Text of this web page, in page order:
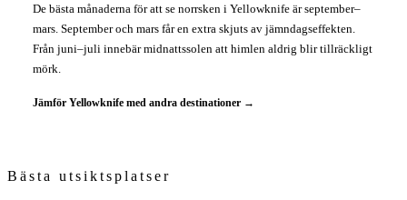
De bästa månaderna för att se norrsken i Yellowknife är september–
mars. September och mars får en extra skjuts av jämndagseffekten.
Från juni–juli innebär midnattssolen att himlen aldrig blir tillräckligt
mörk.
Jämför Yellowknife med andra destinationer →
Bästa utsiktsplatser